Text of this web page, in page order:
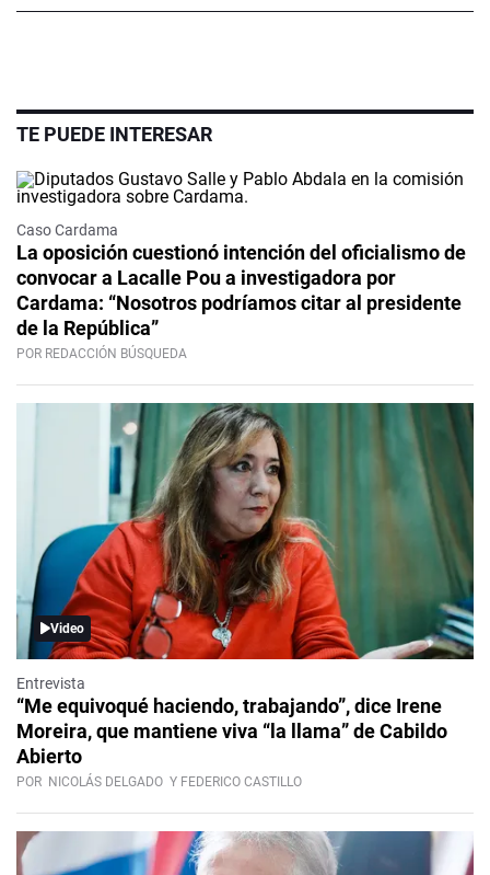
TE PUEDE INTERESAR
Caso Cardama
La oposición cuestionó intención del oficialismo de
convocar a Lacalle Pou a investigadora por
Cardama: “Nosotros podríamos citar al presidente
de la República”
POR REDACCIÓN BÚSQUEDA
Video
Entrevista
“Me equivoqué haciendo, trabajando”, dice Irene
Moreira, que mantiene viva “la llama” de Cabildo
Abierto
POR NICOLÁS DELGADO Y FEDERICO CASTILLO